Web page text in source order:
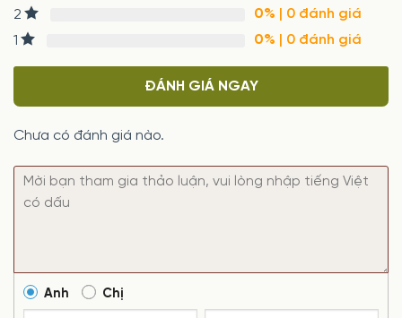
2
0% | 0 đánh giá
1
0% | 0 đánh giá
ĐÁNH GIÁ NGAY
Chưa có đánh giá nào.
Anh Chị